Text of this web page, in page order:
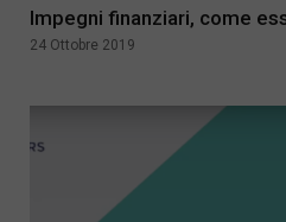
Impegni finanziari, come
24 Ottobre 2019